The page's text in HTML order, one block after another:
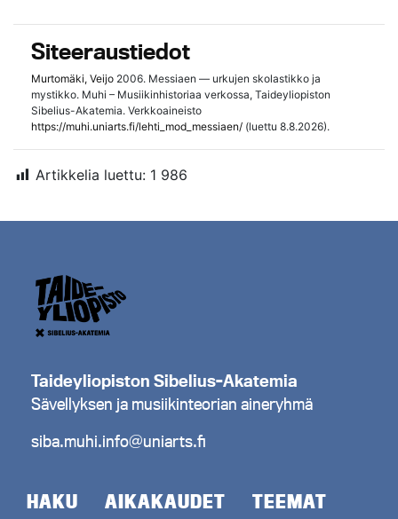
Siteeraustiedot
Murtomäki, Veijo 2006. Messiaen — urkujen skolastikko ja
mystikko. Muhi – Musiikinhistoriaa verkossa, Taideyliopiston
Sibelius-Akatemia. Verkkoaineisto
https://muhi.uniarts.fi/lehti_mod_messiaen/ (luettu 8.8.2026).
Artikkelia luettu: 1 986
Taideyliopiston Sibelius-Akatemia
Sävellyksen ja musiikinteorian aineryhmä
siba.muhi.info@uniarts.fi
HAKU AIKAKAUDET TEEMAT